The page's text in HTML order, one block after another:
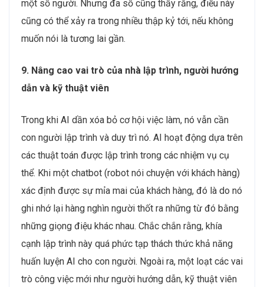
một số người. Nhưng đa số cũng thấy rằng, điều này
cũng có thể xảy ra trong nhiều thập kỷ tới, nếu không
muốn nói là tương lai gần.
9. Nâng cao vai trò của nhà lập trình, người hướng
dẫn và kỹ thuật viên
Trong khi AI dần xóa bỏ cơ hội việc làm, nó vẫn cần
con người lập trình và duy trì nó. AI hoạt động dựa trên
các thuật toán được lập trình trong các nhiệm vụ cụ
thể. Khi một chatbot (robot nói chuyện với khách hàng)
xác định được sự mỉa mai của khách hàng, đó là do nó
ghi nhớ lại hàng nghìn người thốt ra những từ đó bằng
những giọng điệu khác nhau. Chắc chắn rằng, khía
cạnh lập trình này quá phức tạp thách thức khả năng
huấn luyện AI cho con người. Ngoài ra, một loạt các vai
trò công việc mới như người hướng dẫn, kỹ thuật viên